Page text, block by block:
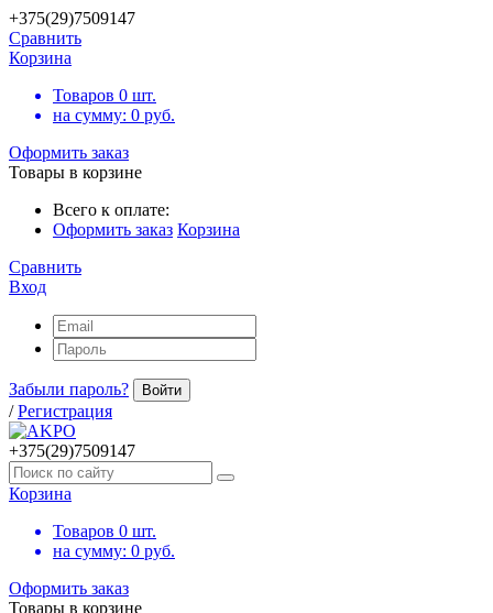
+375(29)7509147
Сравнить
Корзина
Товаров 0 шт.
на сумму: 0 руб.
Оформить заказ
Товары в корзине
Всего к оплате:
Оформить заказ Корзина
Сравнить
Вход
Забыли пароль? Войти
/ Регистрация
+375(29)7509147
Корзина
Товаров 0 шт.
на сумму: 0 руб.
Оформить заказ
Товары в корзине